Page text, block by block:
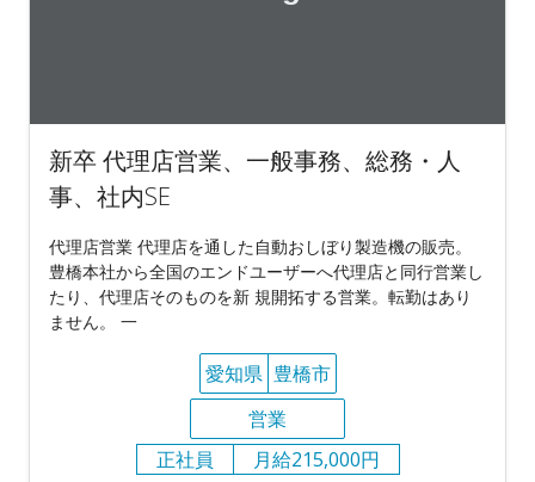
新卒 代理店営業、一般事務、総務・人
事、社内SE
代理店営業 代理店を通した自動おしぼり製造機の販売。
豊橋本社から全国のエンドユーザーへ代理店と同行営業し
たり、代理店そのものを新 規開拓する営業。転勤はあり
ません。 一
愛知県 豊橋市
営業
正社員
月給215,000円